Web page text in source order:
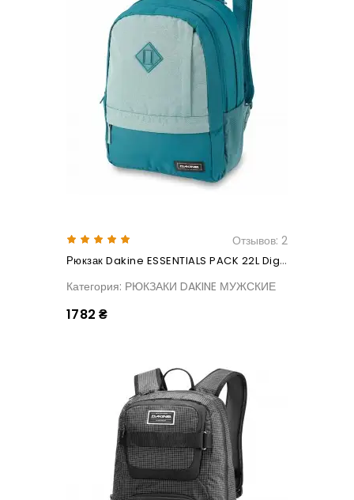
Отзывов: 2
Рюкзак Dakine ESSENTIALS PACK 22L Digital Teal
Категория: РЮКЗАКИ DAKINE МУЖСКИЕ
1782 ₴